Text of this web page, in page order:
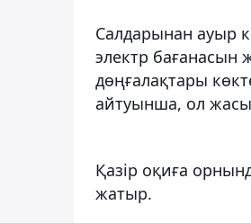
Салдарынан ауыр
электр бағанасын
дөңғалақтары
айтуынша, ол жасы
Қазір оқиға
жатыр.